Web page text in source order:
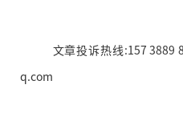
文章投诉热线:157 3889
q.com